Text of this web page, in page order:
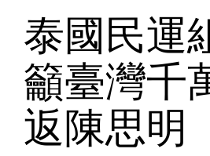
泰國民運
籲臺灣千
返陳思明